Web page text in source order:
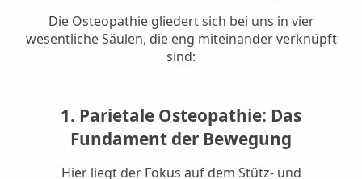
Die Osteopathie gliedert sich bei uns in vier
wesentliche Säulen, die eng miteinander verknüpft
sind:
1. Parietale Osteopathie: Das
Fundament der Bewegung
Hier liegt der Fokus auf dem Stütz- und